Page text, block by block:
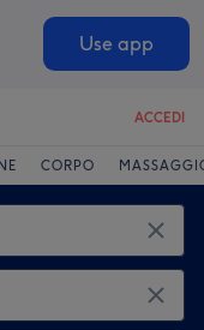
Use app
ACCEDI
CORPO